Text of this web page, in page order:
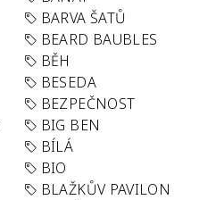
BARVA ŠATŮ
BEARD BAUBLES
BĚH
BESEDA
BEZPEČNOST
BIG BEN
BÍLÁ
BIO
BLAŽKŮV PAVILON